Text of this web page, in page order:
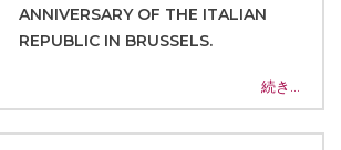
ANNIVERSARY OF THE ITALIAN
REPUBLIC IN BRUSSELS.
続き…